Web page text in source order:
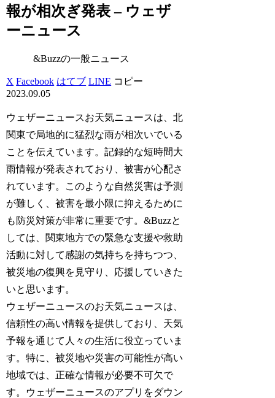
報が相次ぎ発表 – ウェザ
ーニュース
&Buzzの一般ニュース
X Facebook はてブ LINE コピー
2023.09.05
ウェザーニュースお天気ニュースは、北
関東で局地的に猛烈な雨が相次いでいる
ことを伝えています。記録的な短時間大
雨情報が発表されており、被害が心配さ
れています。このような自然災害は予測
が難しく、被害を最小限に抑えるために
も防災対策が非常に重要です。&Buzzと
しては、関東地方での緊急な支援や救助
活動に対して感謝の気持ちを持ちつつ、
被災地の復興を見守り、応援していきた
いと思います。
ウェザーニュースのお天気ニュースは、
信頼性の高い情報を提供しており、天気
予報を通じて人々の生活に役立っていま
す。特に、被災地や災害の可能性が高い
地域では、正確な情報が必要不可欠で
す。ウェザーニュースのアプリをダウン